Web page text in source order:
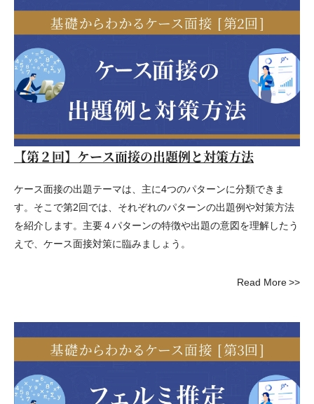
【第２回】ケース面接の出題例と対策方法
ケース面接の出題テーマは、主に4つのパターンに分類できま
す。そこで第2回では、それぞれのパターンの出題例や対策方法
を紹介します。主要４パターンの特徴や出題の意図を理解したう
えで、ケース面接対策に臨みましょう。
Read More